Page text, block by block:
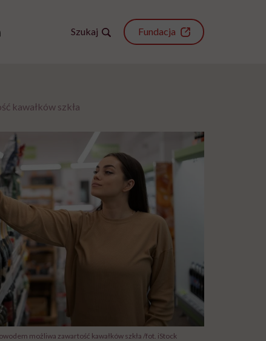
Szukaj Fundacja
kawałków szkła
możliwa zawartość kawałków szkła /fot. iStock